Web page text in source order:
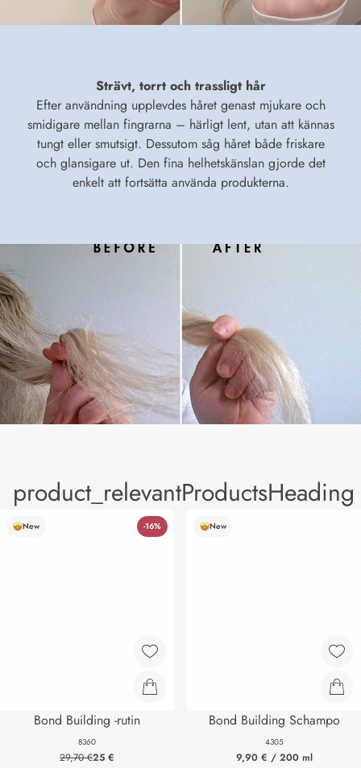
Strävt, torrt och trassligt hår
Efter användning upplevdes håret genast mjukare och
smidigare mellan fingrarna – härligt lent, utan att kännas
tungt eller smutsigt. Dessutom såg håret både friskare
och glansigare ut. Den fina helhetskänslan gjorde det
enkelt att fortsätta använda produkterna.
product_relevantProductsHeading
New -16%
Bond Building -rutin
8360
29,70 €25 €
New
Bond Building Schampo
4305
9,90 € / 200 ml